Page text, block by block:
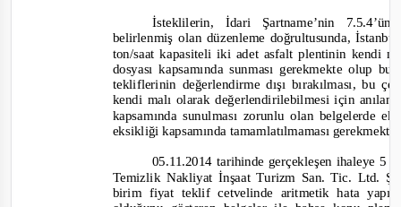
İsteklilerin, İdari Şartname’nin
belirlenmiş olan düzenleme doğrultusunda,
ton/saat kapasiteli iki adet asfalt plentinin kendi
dosyası kapsamında sunması gerekmekte olup
tekliflerinin değerlendirme dışı bırakılması, bu
kendi malı olarak değerlendirilebilmesi için
kapsamında sunulması zorunluolan belgelerde
eksikliği kapsamında tamamlatılmaması gerekmek
05.11.2014 tarihinde gerçekleşen ihaleye
Temizlik Nakliyat İnşaat Turizm San. Tic. Ltd.
birim fiyat teklif cetvelinde aritmetik hata